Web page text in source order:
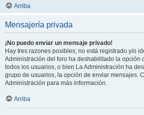
Arriba
Mensajería privada
¡No puedo enviar un mensaje privado!
Hay tres razones posibles; no está registrado y/o
Administración del foro ha deshabilitado la opción
todos los usuarios, o bien La Administración ha
grupo de usuarios, la opción de enviar mensajes.
Administración para más información.
Arriba